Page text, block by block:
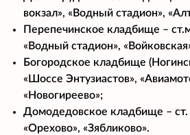
вокзал», «Водный стадион»,
Перепечинское кладбище –
«Водный стадион»,
Богородское кладбище
«Шоссе Энтузиастов»,
«Новогиреево»;
Домодедовское кладбище –
«Орехово», «Зябликово».